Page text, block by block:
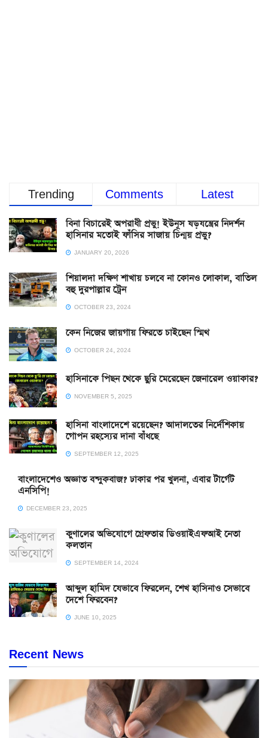
Trending Comments Latest
বিনা বিচারেই অপরাধী প্রভু! ইউনূস ষড়যন্ত্রের নিদর্শন
হাসিনার মতোই ফাঁসির সাজায় চিন্ময় প্রভু?
JANUARY 20, 2026
শিয়ালদা দক্ষিণ শাখায় চলবে না কোনও লোকাল, বাতিল
বহু দুরপাল্লার ট্রেন
OCTOBER 23, 2024
কেন নিজের জায়গায় ফিরতে চাইছেন স্মিথ
OCTOBER 24, 2024
হাসিনাকে পিছন থেকে ছুরি মেরেছেন জেনারেল ওয়াকার?
NOVEMBER 5, 2025
হাসিনা বাংলাদেশে রয়েছেন? আদালতের নির্দেশিকায়
গোপন রহস্যের দানা বাঁধছে
SEPTEMBER 12, 2025
বাংলাদেশেও অজ্ঞাত বন্দুকবাজ? ঢাকার পর খুলনা, এবার টার্গেট
এনসিপি!
DECEMBER 23, 2025
কুণালের অভিযোগে গ্রেফতার ডিওয়াইএফআই নেতা
কলতান
SEPTEMBER 14, 2024
আব্দুল হামিদ যেভাবে ফিরলেন, শেখ হাসিনাও সেভাবে
দেশে ফিরবেন?
JUNE 10, 2025
Recent News